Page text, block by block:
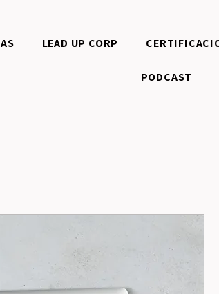
LEAD UP CORP
PODCAST